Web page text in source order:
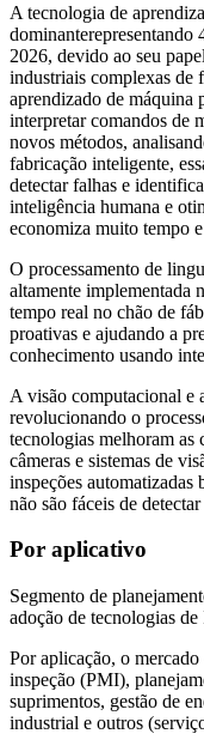
A tecnologia de
dominanterepresentando
2026, devido ao seu
industriais complexas de
aprendizado de máquina
interpretar comandos de
novos métodos,
fabricação inteligente,
detectar falhas e
inteligência humana e
economiza muito tempo
O processamento de
altamente implementada
tempo real no chão de
proativas e ajudando a
conhecimento usando
A visão computacional e
revolucionando o
tecnologias melhoram as
câmeras e sistemas de
inspeções automatizadas
não são fáceis de
Por aplicativo
Segmento de
adoção de tecnologias de
Por aplicação, o
inspeção (PMI),
suprimentos, gestão de
industrial e outros